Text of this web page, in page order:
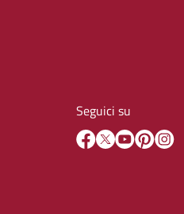
Seguici su